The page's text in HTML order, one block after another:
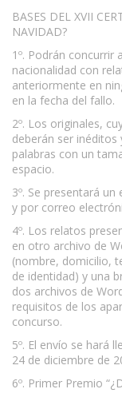
BASES DEL XVII
NAVIDAD?
1º. Podrán concurrir
nacionalidad con
anteriormente en
en la fecha del fallo.
2º. Los originales,
deberán ser
palabras con un
espacio.
3º. Se presentará
y por correo
4º. Los relatos
en otro archivo de
(nombre, domicilio,
de identidad) y una
dos archivos de
requisitos de los
concurso.
5º. El envío se hará
24 de diciembre de
6º. Primer Premio